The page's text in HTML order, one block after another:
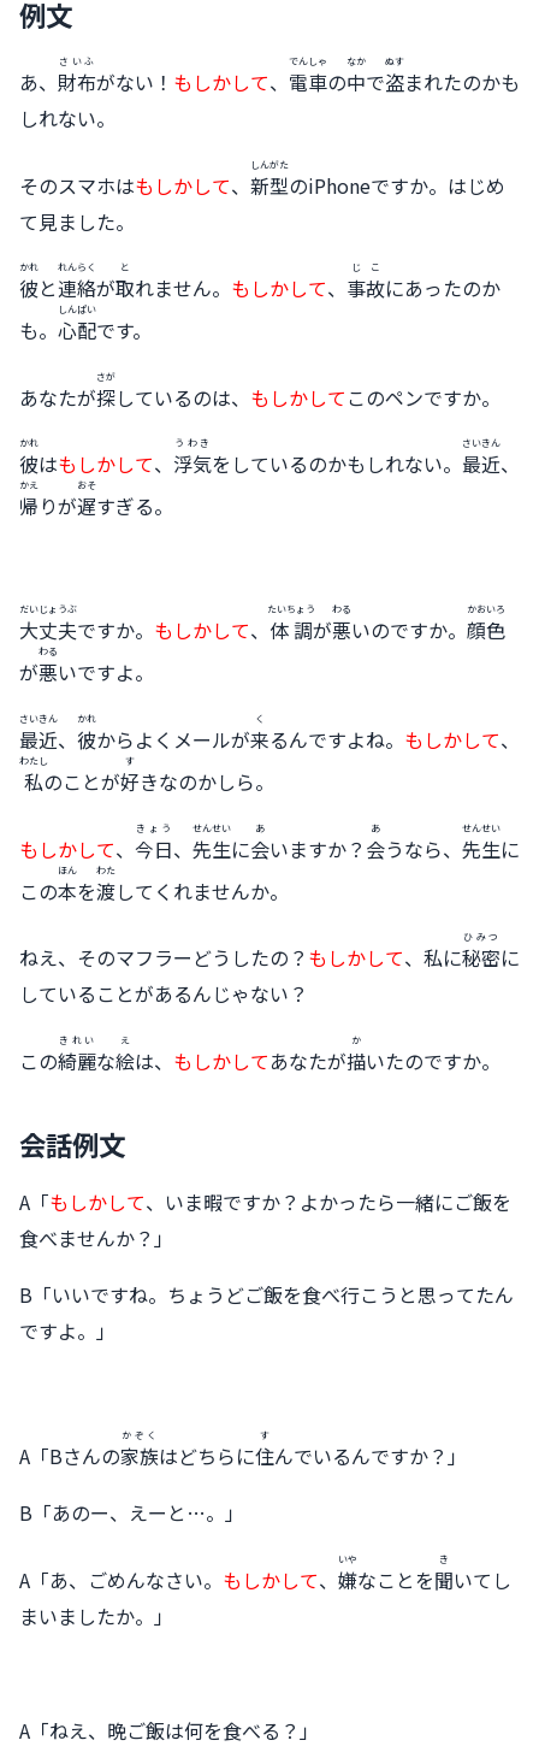
例文
あ、 財布
さいふ
がない！ もしかして、 電車
でんしゃ
の中
なか
で盗
ぬす
まれたのかも
しれない。
そのスマホはもしかして、 新型
しんがた
のiPhoneですか。はじめ
て見ました。
彼
かれ
と連絡
れんらく
が取
と
れません。 もしかして、 事故
じこ
にあったのか
も。 心配
しんぱい
です。
あなたが探
さが
しているのは、 もしかして このペンですか。
彼
かれ
はもしかして、 浮気
うわき
をしているのかもしれない。 最近
さいきん
、
帰
かえ
りが遅
おそ
すぎる。
大丈夫
だいじょうぶ
ですか。 もしかして、 体調
たいちょう
が悪
わる
いのですか。 顔色
かおいろ
が悪
わる
いですよ。
最近
さいきん
、 彼
かれ
からよくメールが来
く
るんですよね。 もしかして、
私
わたし
のことが好
す
きなのかしら。
もしかして、 今日
きょう
、 先生
せんせい
に会
あ
いますか？ 会
あ
うなら、 先生
せんせい
に
この本
ほん
を渡
わた
してくれませんか。
ねえ、そのマフラーどうしたの？ もしかして、私に秘密
ひみつ
に
していることがあるんじゃない？
この綺麗
きれい
な絵
え
は、 もしかしてあなたが描
か
いたのですか。
会話例文
A「もしかして、いま暇ですか？よかったら一緒にご飯を
食べませんか？」
B「いいですね。ちょうどご飯を食べ行こうと思ってたん
ですよ。」
A「Bさんの家族
かぞく
はどちらに住
す
んでいるんですか？」
B「あのー、えーと…。」
A「あ、ごめんなさい。 もしかして、 嫌
いや
なことを聞
き
いてし
まいましたか。」
A「ねえ、晩ご飯は何を食べる？」